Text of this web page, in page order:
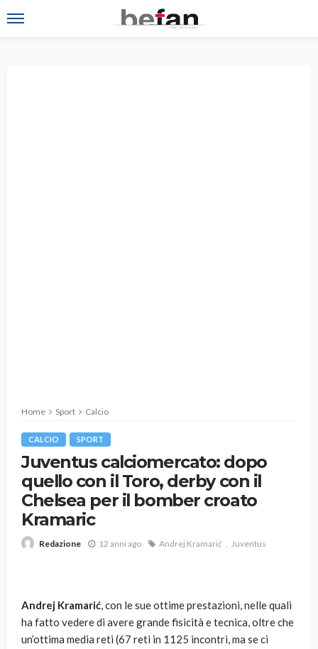
Home Sport Calcio
CALCIO SPORT
Juventus calciomercato: dopo
quello con il Toro, derby con il
Chelsea per il bomber croato
Kramaric
Redazione 12 anni ago Andrej Kramarić Juventus
Andrej Kramarić, con le sue ottime prestazioni, nelle quali
ha fatto vedere di avere grande fisicità e tecnica, oltre che
un’ottima media reti (67 reti in 1125 incontri, ma se ci